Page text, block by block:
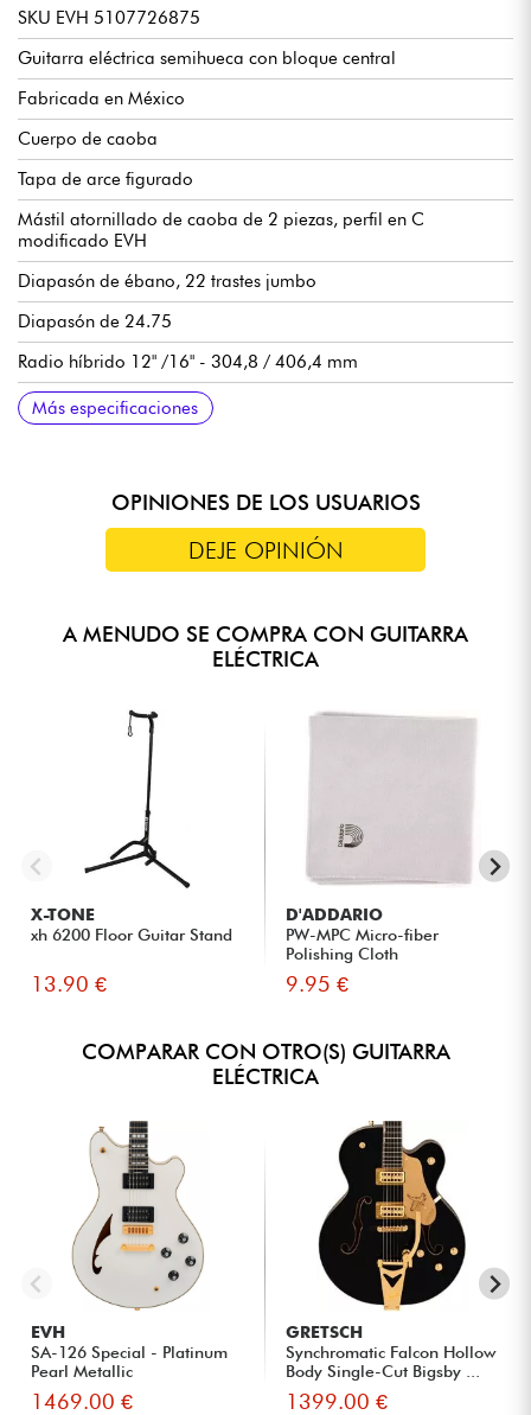
SKU EVH 5107726875
Guitarra eléctrica semihueca con bloque central
Fabricada en México
Cuerpo de caoba
Tapa de arce figurado
Mástil atornillado de caoba de 2 piezas, perfil en C
modificado EVH
Diapasón de ébano, 22 trastes jumbo
Diapasón de 24.75
Radio híbrido 12" /16" - 304,8 / 406,4 mm
Anchura del mástil 1er traste 1,75" (44,45 mm)
Pastillas humbucker EVH SA-126 de doble bobinado
Volumen para cada pastilla
Tono para cada pastilla
Selector de pastillas de 3 posiciones
Puente / cordal EVH® T.O.M.
Clavijas de afinación EVH
Se vende con estuche rígido EVH® SA-126 Ivory
Más especificaciones
OPINIONES DE LOS USUARIOS
DEJE OPINIÓN
A MENUDO SE COMPRA CON GUITARRA
ELÉCTRICA
X-TONE
xh 6200 Floor Guitar Stand
13.90 €
D'ADDARIO
PW-MPC Micro-fiber
Polishing Cloth
9.95 €
COMPARAR CON OTRO(S) GUITARRA
ELÉCTRICA
EVH
SA-126 Special - Platinum
Pearl Metallic
1469.00 €
GRETSCH
Synchromatic Falcon Hollow
Body Single-Cut Bigsby ...
1399.00 €